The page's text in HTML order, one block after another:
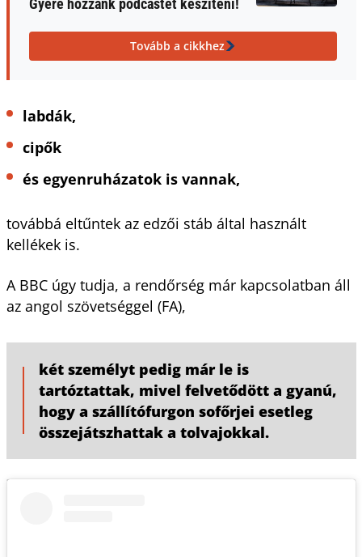
Tovább a cikkhez
labdák,
cipők
és egyenruházatok is vannak,
továbbá eltűntek az edzői stáb által használt
kellékek is.
A BBC úgy tudja, a rendőrség már kapcsolatban áll
az angol szövetséggel (FA),
két személyt pedig már le is
tartóztattak, mivel felvetődött a gyanú,
hogy a szállítófurgon sofőrjei esetleg
összejátszhattak a tolvajokkal.